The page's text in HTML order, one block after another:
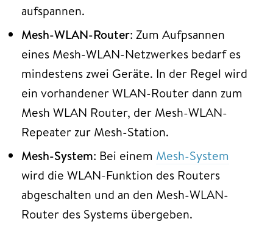
aufspannen.
Mesh-WLAN-Router: Zum Aufpsannen
eines Mesh-WLAN-Netzwerkes bedarf es
mindestens zwei Geräte. In der Regel wird
ein vorhandener WLAN-Router dann zum
Mesh WLAN Router, der Mesh-WLAN-
Repeater zur Mesh-Station.
Mesh-System: Bei einem Mesh-System
wird die WLAN-Funktion des Routers
abgeschalten und an den Mesh-WLAN-
Router des Systems übergeben.